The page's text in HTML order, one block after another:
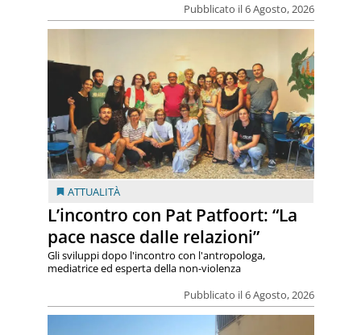
Pubblicato il 6 Agosto, 2026
ATTUALITÀ
L’incontro con Pat Patfoort: “La
pace nasce dalle relazioni”
Pubblicato il 6 Agosto, 2026
Gli sviluppi dopo l'incontro con l'antropologa,
mediatrice ed esperta della non-violenza